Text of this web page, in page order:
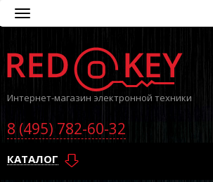
Toggle
navigation
Интернет-магазин электронной техники
8 (495) 782-60-32
КАТАЛОГ